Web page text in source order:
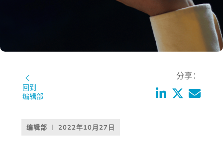
回到
编辑部
分享：
编辑部 2022年10月27日